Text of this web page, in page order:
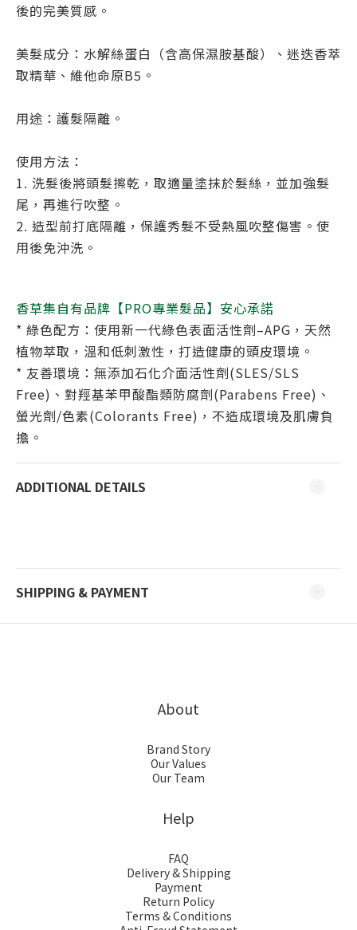
後的完美質感。
美髮成分：水解絲蛋白 （含高保濕胺基酸）
、迷迭香萃
取精華、維他命原B5。
用途：護髮隔離。
使用方法：
1. 洗髮後將頭髮擦乾，取適量塗抹於髮絲，並加強髮
尾，再進行吹整。
2. 造型前打底隔離，保護秀髮不受熱風吹整傷害。使
用後免沖洗。
香草集自有品牌【PRO專業髮品】安心承諾
* 綠色配方：使用新一代綠色表面活性劑–APG，天然
植物萃取，溫和低刺激性，打造健康的頭皮環境。
* 友善環境：無添加石化介面活性劑(SLES/SLS
Free)、對羥基苯甲酸酯類防腐劑(Parabens Free)、
螢光劑/色素(Colorants Free)，不造成環境及肌膚負
擔。
ADDITIONAL DETAILS
SHIPPING & PAYMENT
About
Brand Story
Our Values
Our Team
Help
FAQ
Delivery & Shipping
Payment
Return Policy
Terms & Conditions